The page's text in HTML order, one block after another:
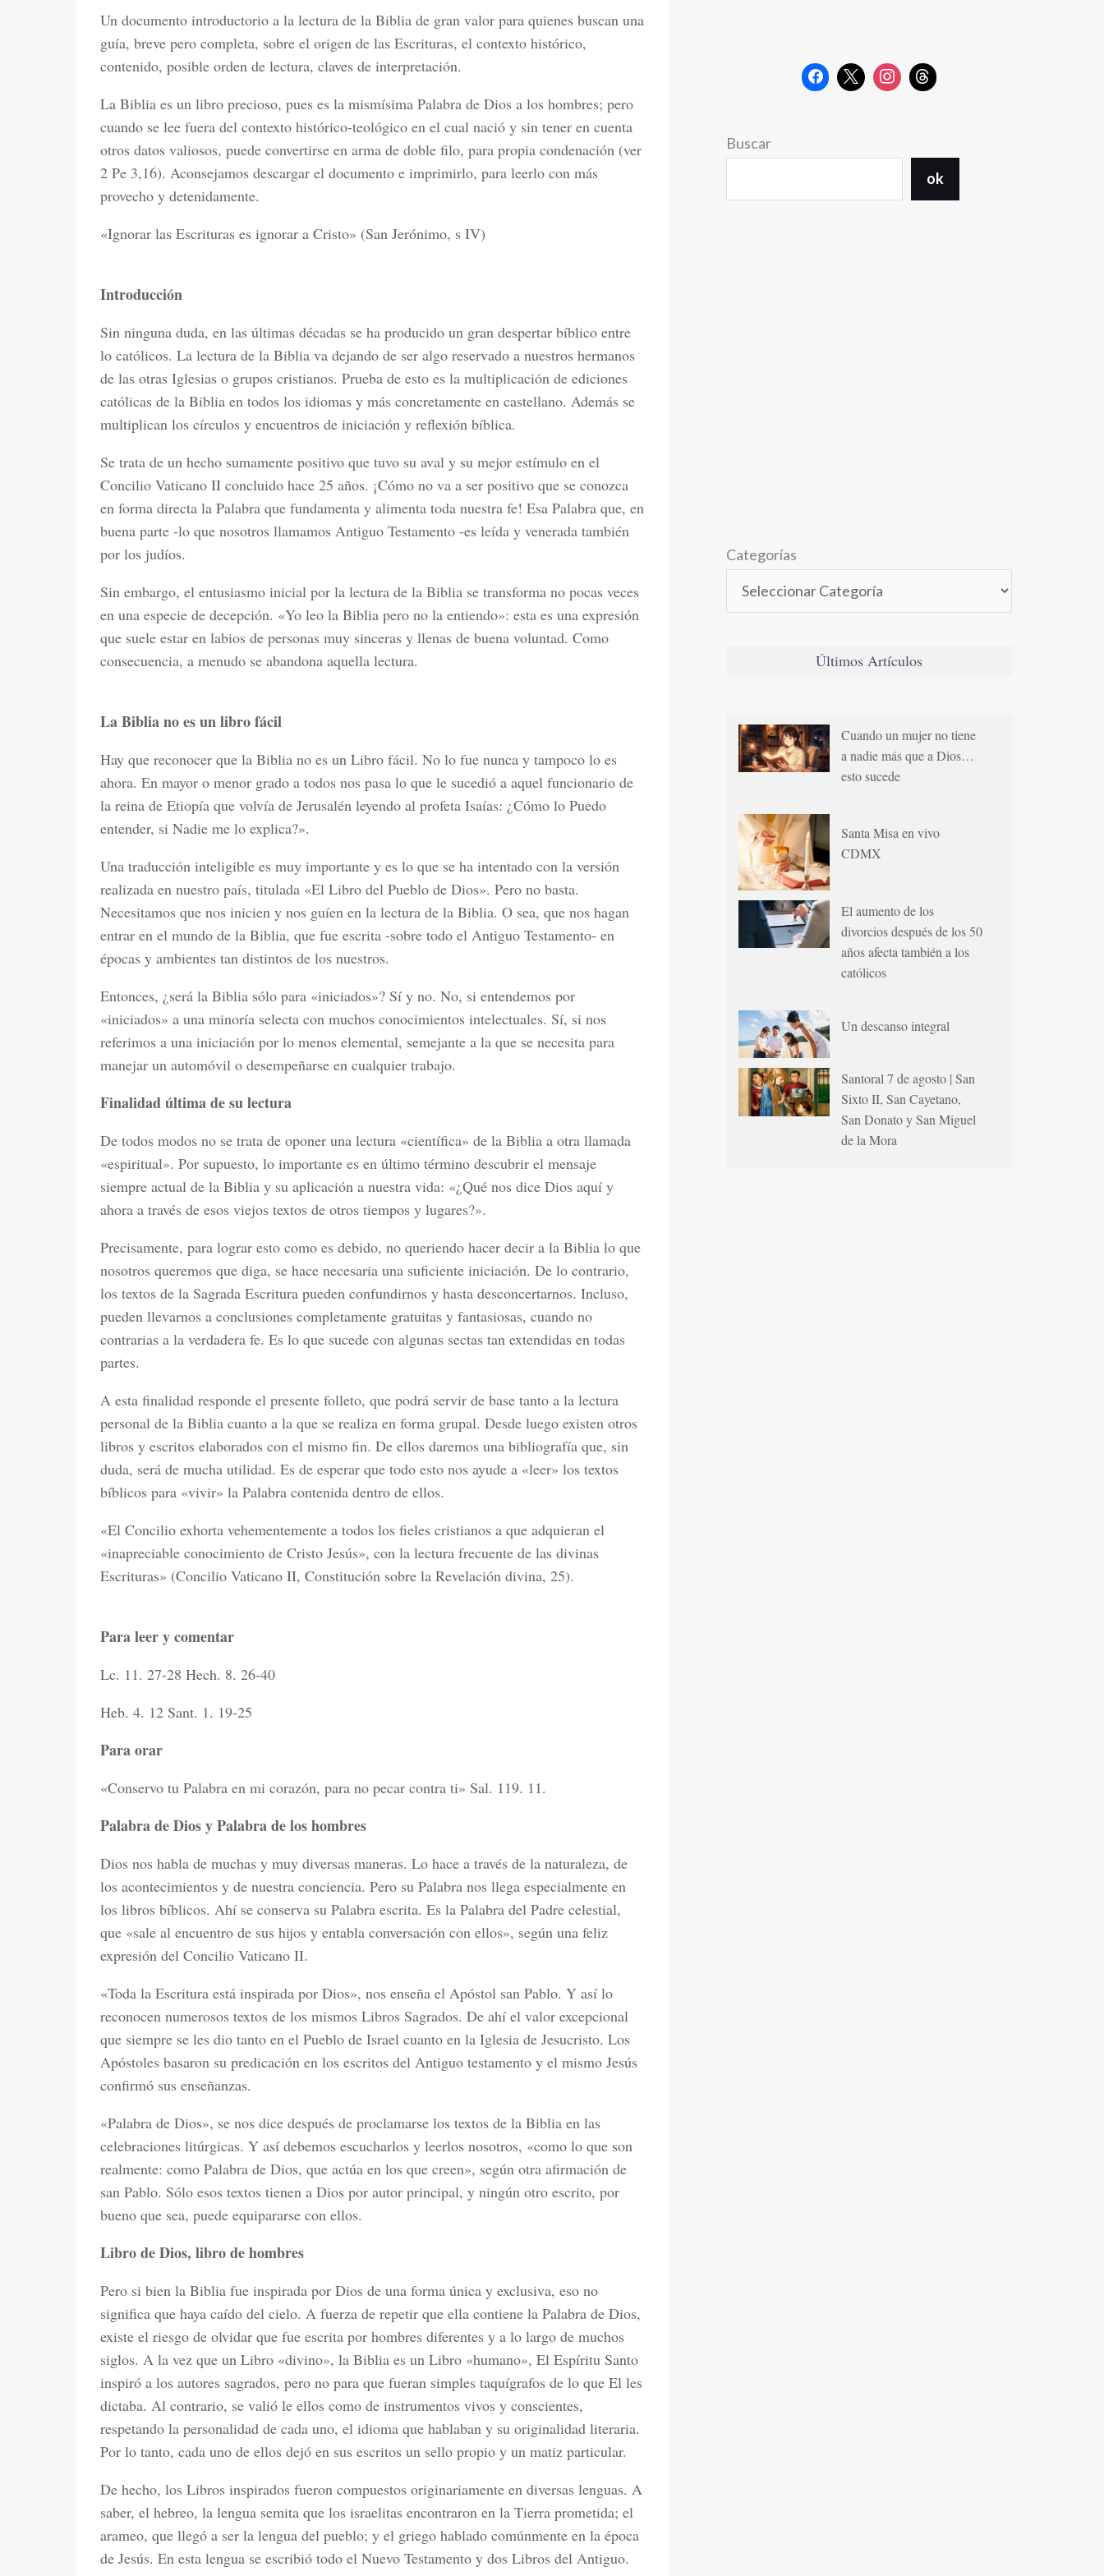
Un documento introductorio a la lectura de la Biblia de gran valor para quienes buscan una
guía, breve pero completa, sobre el origen de las Escrituras, el contexto histórico,
contenido, posible orden de lectura, claves de interpretación.
La Biblia es un libro precioso, pues es la mismísima Palabra de Dios a los hombres; pero
cuando se lee fuera del contexto histórico-teológico en el cual nació y sin tener en cuenta
otros datos valiosos, puede convertirse en arma de doble filo, para propia condenación (ver
2 Pe 3,16). Aconsejamos descargar el documento e imprimirlo, para leerlo con más
provecho y detenidamente.
«Ignorar las Escrituras es ignorar a Cristo» (San Jerónimo, s IV)
Introducción
Sin ninguna duda, en las últimas décadas se ha producido un gran despertar bíblico entre
lo católicos. La lectura de la Biblia va dejando de ser algo reservado a nuestros hermanos
de las otras Iglesias o grupos cristianos. Prueba de esto es la multiplicación de ediciones
católicas de la Biblia en todos los idiomas y más concretamente en castellano. Además se
multiplican los círculos y encuentros de iniciación y reflexión bíblica.
Se trata de un hecho sumamente positivo que tuvo su aval y su mejor estímulo en el
Concilio Vaticano II concluido hace 25 años. ¡Cómo no va a ser positivo que se conozca
en forma directa la Palabra que fundamenta y alimenta toda nuestra fe! Esa Palabra que, en
buena parte -lo que nosotros llamamos Antiguo Testamento -es leída y venerada también
por los judíos.
Sin embargo, el entusiasmo inicial por la lectura de la Biblia se transforma no pocas veces
en una especie de decepción. «Yo leo la Biblia pero no la entiendo»: esta es una expresión
que suele estar en labios de personas muy sinceras y llenas de buena voluntad. Como
consecuencia, a menudo se abandona aquella lectura.
La Biblia no es un libro fácil
Hay que reconocer que la Biblia no es un Libro fácil. No lo fue nunca y tampoco lo es
ahora. En mayor o menor grado a todos nos pasa lo que le sucedió a aquel funcionario de
la reina de Etiopía que volvía de Jerusalén leyendo al profeta Isaías: ¿Cómo lo Puedo
entender, si Nadie me lo explica?».
Una traducción inteligible es muy importante y es lo que se ha intentado con la versión
realizada en nuestro país, titulada «El Libro del Pueblo de Dios». Pero no basta.
Necesitamos que nos inicien y nos guíen en la lectura de la Biblia. O sea, que nos hagan
entrar en el mundo de la Biblia, que fue escrita -sobre todo el Antiguo Testamento- en
épocas y ambientes tan distintos de los nuestros.
Entonces, ¿será la Biblia sólo para «iniciados»? Sí y no. No, si entendemos por
«iniciados» a una minoría selecta con muchos conocimientos intelectuales. Sí, si nos
referimos a una iniciación por lo menos elemental, semejante a la que se necesita para
manejar un automóvil o desempeñarse en cualquier trabajo.
Finalidad última de su lectura
De todos modos no se trata de oponer una lectura «científica» de la Biblia a otra llamada
«espiritual». Por supuesto, lo importante es en último término descubrir el mensaje
siempre actual de la Biblia y su aplicación a nuestra vida: «¿Qué nos dice Dios aquí y
ahora a través de esos viejos textos de otros tiempos y lugares?».
Precisamente, para lograr esto como es debido, no queriendo hacer decir a la Biblia lo que
nosotros queremos que diga, se hace necesaria una suficiente iniciación. De lo contrario,
los textos de la Sagrada Escritura pueden confundirnos y hasta desconcertarnos. Incluso,
pueden llevarnos a conclusiones completamente gratuitas y fantasiosas, cuando no
contrarias a la verdadera fe. Es lo que sucede con algunas sectas tan extendidas en todas
partes.
A esta finalidad responde el presente folleto, que podrá servir de base tanto a la lectura
personal de la Biblia cuanto a la que se realiza en forma grupal. Desde luego existen otros
libros y escritos elaborados con el mismo fin. De ellos daremos una bibliografía que, sin
duda, será de mucha utilidad. Es de esperar que todo esto nos ayude a «leer» los textos
bíblicos para «vivir» la Palabra contenida dentro de ellos.
«El Concilio exhorta vehementemente a todos los fieles cristianos a que adquieran el
«inapreciable conocimiento de Cristo Jesús», con la lectura frecuente de las divinas
Escrituras» (Concilio Vaticano II, Constitución sobre la Revelación divina, 25).
Para leer y comentar
Lc. 11. 27-28 Hech. 8. 26-40
Heb. 4. 12 Sant. 1. 19-25
Para orar
«Conservo tu Palabra en mi corazón, para no pecar contra ti» Sal. 119. 11.
Palabra de Dios y Palabra de los hombres
Dios nos habla de muchas y muy diversas maneras. Lo hace a través de la naturaleza, de
los acontecimientos y de nuestra conciencia. Pero su Palabra nos llega especialmente en
los libros bíblicos. Ahí se conserva su Palabra escrita. Es la Palabra del Padre celestial,
que «sale al encuentro de sus hijos y entabla conversación con ellos», según una feliz
expresión del Concilio Vaticano II.
«Toda la Escritura está inspirada por Dios», nos enseña el Apóstol san Pablo. Y así lo
reconocen numerosos textos de los mismos Libros Sagrados. De ahí el valor excepcional
que siempre se les dio tanto en el Pueblo de Israel cuanto en la Iglesia de Jesucristo. Los
Apóstoles basaron su predicación en los escritos del Antiguo testamento y el mismo Jesús
confirmó sus enseñanzas.
«Palabra de Dios», se nos dice después de proclamarse los textos de la Biblia en las
celebraciones litúrgicas. Y así debemos escucharlos y leerlos nosotros, «como lo que son
realmente: como Palabra de Dios, que actúa en los que creen», según otra afirmación de
san Pablo. Sólo esos textos tienen a Dios por autor principal, y ningún otro escrito, por
bueno que sea, puede equipararse con ellos.
Libro de Dios, libro de hombres
Pero si bien la Biblia fue inspirada por Dios de una forma única y exclusiva, eso no
significa que haya caído del cielo. A fuerza de repetir que ella contiene la Palabra de Dios,
existe el riesgo de olvidar que fue escrita por hombres diferentes y a lo largo de muchos
siglos. A la vez que un Libro «divino», la Biblia es un Libro «humano», El Espíritu Santo
inspiró a los autores sagrados, pero no para que fueran simples taquígrafos de lo que El les
dictaba. Al contrario, se valió le ellos como de instrumentos vivos y conscientes,
respetando la personalidad de cada uno, el idioma que hablaban y su originalidad literaria.
Por lo tanto, cada uno de ellos dejó en sus escritos un sello propio y un matiz particular.
De hecho, los Libros inspirados fueron compuestos originariamente en diversas lenguas. A
saber, el hebreo, la lengua semita que los israelitas encontraron en la Tierra prometida; el
arameo, que llegó a ser la lengua del pueblo; y el griego hablado comúnmente en la época
de Jesús. En esta lengua se escribió todo el Nuevo Testamento y dos Libros del Antiguo.
Buscar
ok
Categorías
Últimos Artículos
Cuando un mujer no tiene
a nadie más que a Dios…
esto sucede
Santa Misa en vivo
CDMX
El aumento de los
divorcios después de los 50
años afecta también a los
católicos
Un descanso integral
Santoral 7 de agosto | San
Sixto II, San Cayetano,
San Donato y San Miguel
de la Mora